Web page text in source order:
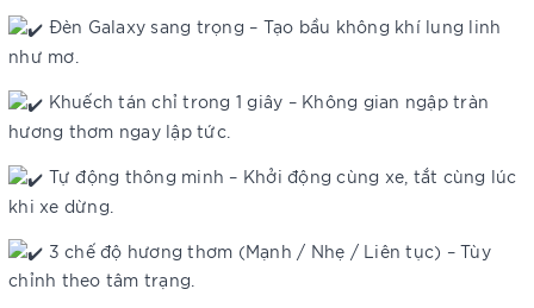
Đèn Galaxy sang trọng – Tạo bầu không khí lung linh
như mơ.
Khuếch tán chỉ trong 1 giây – Không gian ngập tràn
hương thơm ngay lập tức.
Tự động thông minh – Khởi động cùng xe, tắt cùng lúc
khi xe dừng.
3 chế độ hương thơm (Mạnh / Nhẹ / Liên tục) – Tùy
chỉnh theo tâm trạng.